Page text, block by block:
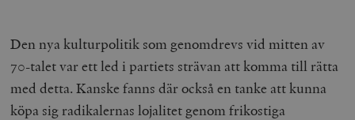
Den nya kulturpolitik som genomdrevs vid mitten av
70-talet var ett led i partiets strävan att komma till rätta
med detta. Kanske fanns där också en tanke att kunna
köpa sig radikalernas lojalitet genom frikostiga